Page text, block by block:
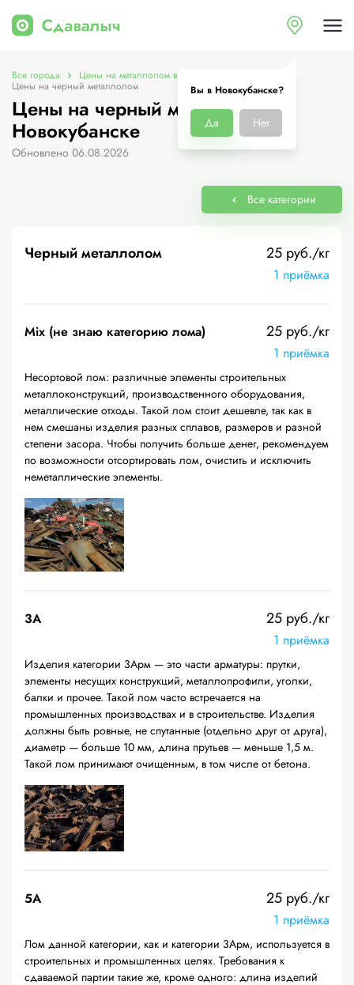
Вы в Новокубанске?
Да Нет
Все города Цены на металлолом в Новокубанске
Цены на черный металлолом
Цены на черный металлолом в
Новокубанске
Обновлено 06.08.2026
Все категории
Черный металлолом 25 руб./кг
1 приёмка
Mix (не знаю категорию лома) 25 руб./кг
1 приёмка
Несортовой лом: различные элементы строительных
металлоконструкций, производственного оборудования,
металлические отходы. Такой лом стоит дешевле, так как в
нем смешаны изделия разных сплавов, размеров и разной
степени засора. Чтобы получить больше денег, рекомендуем
по возможности отсортировать лом, очистить и исключить
неметаллические элементы.
3А 25 руб./кг
1 приёмка
Изделия категории 3Арм — это части арматуры: прутки,
элементы несущих конструкций, металлопрофили, уголки,
балки и прочее. Такой лом часто встречается на
промышленных производствах и в строительстве. Изделия
должны быть ровные, не спутанные (отдельно друг от друга),
диаметр — больше 10 мм, длина прутьев — меньше 1,5 м.
Такой лом принимают очищенным, в том числе от бетона.
5А 25 руб./кг
1 приёмка
Лом данной категории, как и категории 3Арм, используется в
строительных и промышленных целях. Требования к
сдаваемой партии такие же, кроме одного: длина изделий